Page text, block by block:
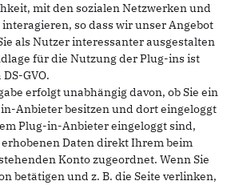
mit den sozialen Netzwerken und
so dass wir unser Angebot
als Nutzer interessanter ausgestalten
für die Nutzung der Plug-ins ist
GVO.
erfolgt unabhängig davon, ob Sie ein
Anbieter besitzen und dort eingeloggt
Plug-in-Anbieter eingeloggt sind,
Daten direkt Ihrem beim
Konto zugeordnet. Wenn Sie
betätigen und z. B. die Seite verlinken,